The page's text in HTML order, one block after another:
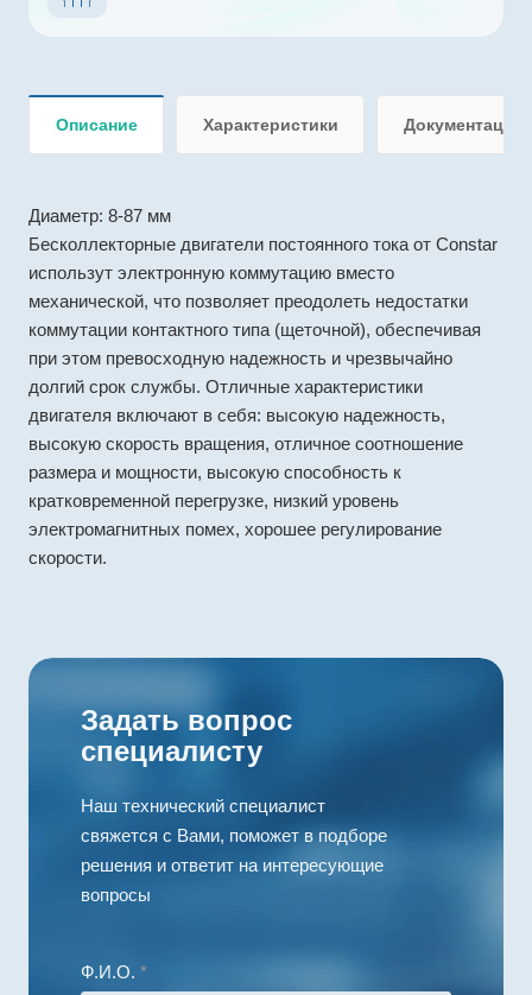
Описание Характеристики Документация
Диаметр: 8-87 мм
Бесколлекторные двигатели постоянного тока от Constar
использут электронную коммутацию вместо
механической, что позволяет преодолеть недостатки
коммутации контактного типа (щеточной), обеспечивая
при этом превосходную надежность и чрезвычайно
долгий срок службы. Отличные характеристики
двигателя включают в себя: высокую надежность,
высокую скорость вращения, отличное соотношение
размера и мощности, высокую способность к
кратковременной перегрузке, низкий уровень
электромагнитных помех, хорошее регулирование
скорости.
Задать вопрос
специалисту
Наш технический специалист
свяжется с Вами, поможет в подборе
решения и ответит на интересующие
вопросы
Ф.И.О. *